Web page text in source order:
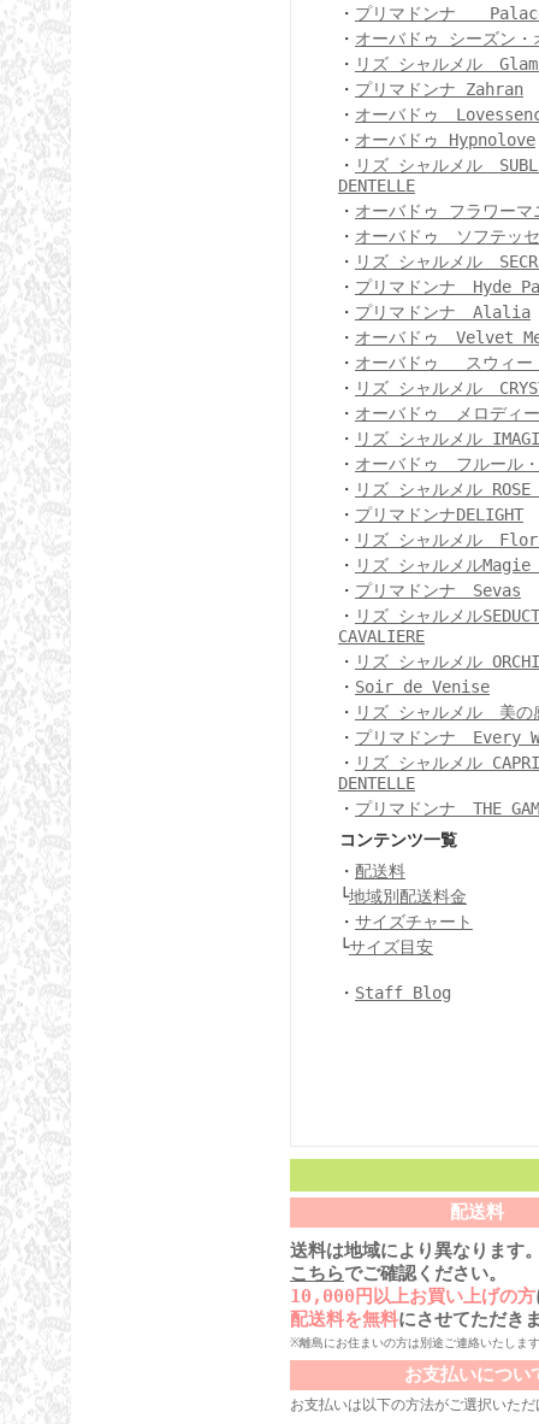
・ プリマドンナ
・ オーバドゥ シーズン・
・ リズ シャルメル
・ プリマドンナ Zahran
・ オーバドゥ
・ オーバドゥ Hypnolove
・ リズ シャルメル
DENTELLE
・ オーバドゥ フラワーマ
・ オーバドゥ ソフテッ
・ リズ シャルメル
・ プリマドンナ Hyde
・ プリマドンナ Alalia
・ オーバドゥ Velvet
・ オーバドゥ スウィー
・ リズ シャルメル
・ オーバドゥ メロディ
・ リズ シャルメル
・ オーバドゥ フルール
・ リズ シャルメル ROSE
・ プリマドンナDELIGHT
・ リズ シャルメル
・ リズ シャルメル
・ プリマドンナ Sevas
・ リズ シャルメル
CAVALIERE
・ リズ シャルメル
・ Soir de Venise
・ リズ シャルメル 美の
・ プリマドンナ Every
・ リズ シャルメル
DENTELLE
・ プリマドンナ THE
コンテンツ一覧
・ 配送料
└地域別配送料金
・ サイズチャート
└サイズ目安
・ Staff Blog
配送料
送料は地域により異なります
こちらでご確認ください。
10,000円以上お買い上げの方
配送料を無料にさせてただき
※離島にお住まいの方は別途ご連絡いたしま
お支払いについ
お支払いは以下の方法がご選択いた